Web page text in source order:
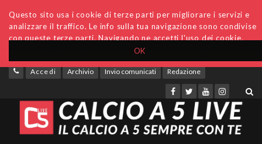
OK
Questo sito usa i cookie di terze parti per migliorare i servizi e
analizzare il traffico. Le info sulla tua navigazione sono condivise
con queste terze parti. Navigando ne accetti l'uso dei cookie.
Accedi Archivio Invio comunicati Redazione